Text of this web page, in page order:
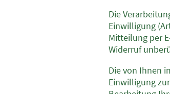
Die
Einwilligung
Mitteilung per
Widerruf
Die von Ihnen
Einwilligung